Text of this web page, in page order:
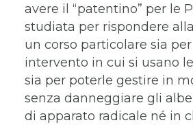
avere il “patentino” per le
studiata per rispondere
un corso particolare sia
intervento in cui si usano
sia per poterle gestire in
senza danneggiare gli
di apparato radicale né in